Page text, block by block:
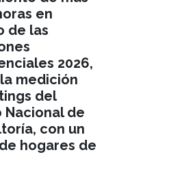
en
de las
2026,
medición
del
Nacional de
con un
hogares de